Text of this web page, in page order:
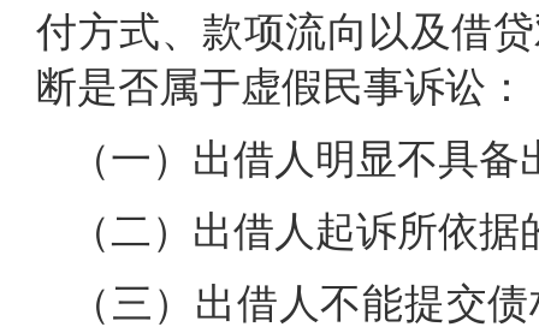
付方式、款项流向以及借
断是否属于虚假民事诉讼：
（一）出借人明显不具
（二）出借人起诉所依
（三）出借人不能提交